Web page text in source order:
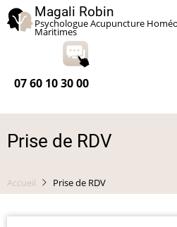
Aller
au
Magali Robin
Psychologue Acupuncture
Maritimes
07 60 10 30 00
Prise de RDV
Accueil Prise de RDV